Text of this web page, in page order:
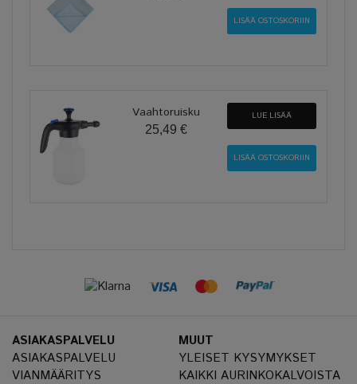
Vaahtoruisku
25,49 €
LUE LISÄÄ
ASIAKASPALVELU
ASIAKASPALVELU
VIANMÄÄRITYS
MUUT
YLEISET KYSYMYKSET
KAIKKI AURINKOKALVOISTA